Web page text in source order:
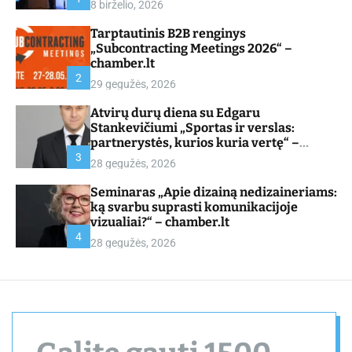
8 birželio, 2026
2
Tarptautinis B2B renginys
„Subcontracting Meetings 2026“ –
chamber.lt
29 gegužės, 2026
3
Atvirų durų diena su Edgaru
Stankevičiumi „Sportas ir verslas:
partnerystės, kurios kuria vertę“ –
chamber.lt
28 gegužės, 2026
4
Seminaras „Apie dizainą nedizaineriams:
ką svarbu suprasti komunikacijoje
vizualiai?“ – chamber.lt
28 gegužės, 2026